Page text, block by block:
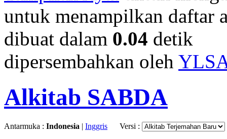
untuk menampilkan daftar
dibuat dalam 0.04 detik
dipersembahkan oleh
Alkitab SABDA
Antarmuka : Indonesia | Inggris Versi :